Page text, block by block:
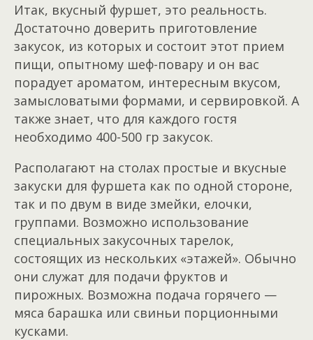
Итак, вкусный фуршет, это реальность.
Достаточно доверить приготовление
закусок, из которых и состоит этот прием
пищи, опытному шеф-повару и он вас
порадует ароматом, интересным вкусом,
замысловатыми формами, и сервировкой. А
также знает, что для каждого гостя
необходимо 400-500 гр закусок.
Располагают на столах простые и вкусные
закуски для фуршета как по одной стороне,
так и по двум в виде змейки, елочки,
группами. Возможно использование
специальных закусочных тарелок,
состоящих из нескольких «этажей». Обычно
они служат для подачи фруктов и
пирожных. Возможна подача горячего —
мяса барашка или свиньи порционными
кусками.